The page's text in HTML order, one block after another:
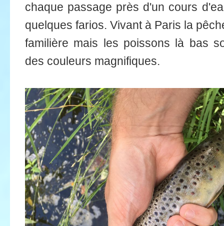
chaque passage près d'un cours
quelques farios. Vivant à Paris la
familière mais les poissons là bas
des couleurs magnifiques.